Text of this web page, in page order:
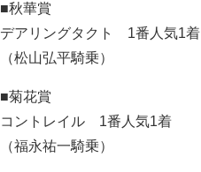
■秋華賞
デアリングタクト 1番人気1着
（松山弘平騎乗）
■菊花賞
コントレイル 1番人気1着
（福永祐一騎乗）